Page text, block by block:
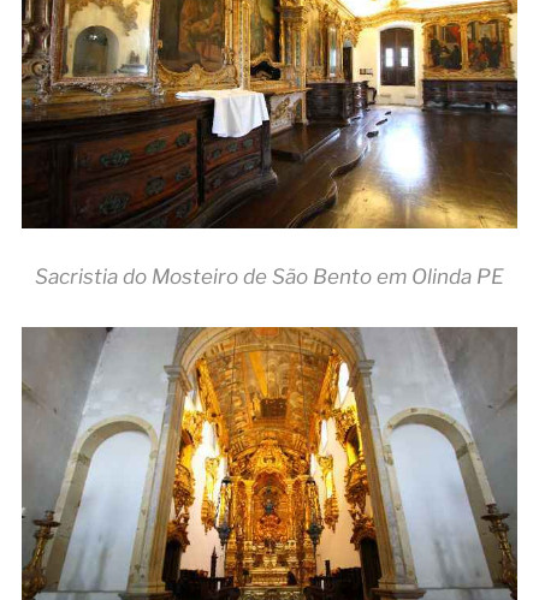
Sacristia do Mosteiro de São Bento em Olinda PE